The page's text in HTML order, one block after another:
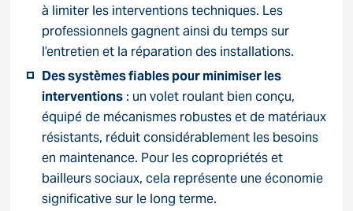
à limiter les interventions techniques. Les
professionnels gagnent ainsi du temps sur
l’entretien et la réparation des installations.
Des systèmes fiables pour minimiser les
interventions : un volet roulant bien conçu,
équipé de mécanismes robustes et de matériaux
résistants, réduit considérablement les besoins
en maintenance. Pour les copropriétés et
bailleurs sociaux, cela représente une économie
significative sur le long terme.